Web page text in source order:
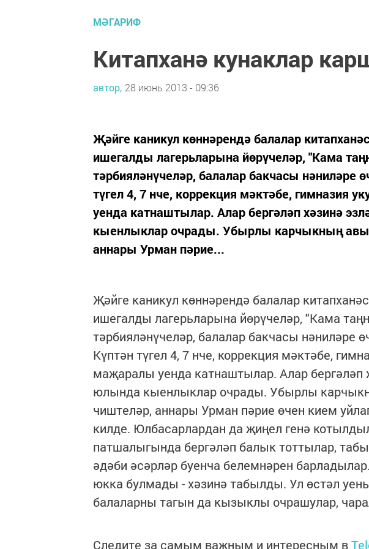
МӘГАРИФ
Китапханә кунаклар
автор, 28 июнь 2013 - 09:36
Җәйге каникул көннәрендә балалар
ишегалды лагерьларына йөрүчеләр, "Кама
тәрбияләнүчеләр, балалар бакчасы нәниләре
түгел 4, 7 нче, коррекция мәктәбе, гимназия
уенда катнаштылар. Алар бергәләп хәзинә
кыенлыклар очрады. Убырлы карчыкның
аннары Урман пәрие...
Җәйге каникул көннәрендә балалар
ишегалды лагерьларына йөрүчеләр, "Кама
тәрбияләнүчеләр, балалар бакчасы нәниләре
Күптән түгел 4, 7 нче, коррекция мәктәбе,
маҗаралы уенда катнаштылар. Алар бергәләп
юлында кыенлыклар очрады. Убырлы
чиштеләр, аннары Урман пәрие өчен кием
килде. Юлбасарлардан да җиңел генә
патшалыгында бергәләп балык тоттылар,
әдәби әсәрләр буенча белемнәрен
юкка булмады - хәзинә табылды. Ул өстәл
балаларны тагын да кызыклы очрашулар,
Следите за самым важным и интересным в